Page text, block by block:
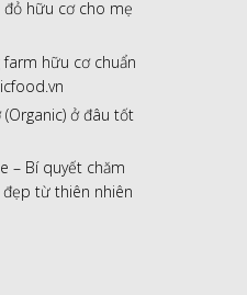
hữu cơ cho mẹ
hữu cơ chuẩn
ở đâu tốt
– Bí quyết chăm
từ thiên nhiên